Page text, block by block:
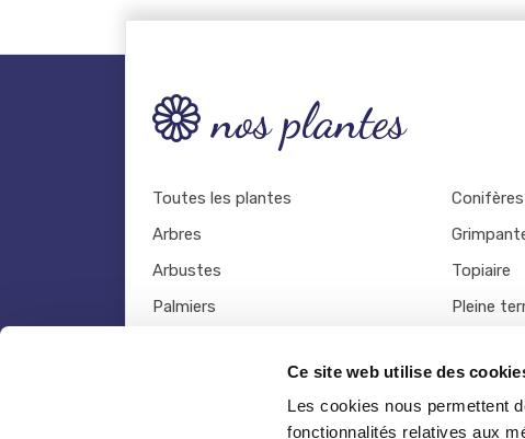
Ce site web utilise des
Les cookies nous permettent
fonctionnalités relatives aux
nos plantes
Toutes les plantes
Arbres
Arbustes
Palmiers
Conifères
Topiaire
Pleine
Vivaces
Outils et